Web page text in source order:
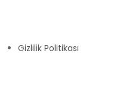
Gizlilik Politikası